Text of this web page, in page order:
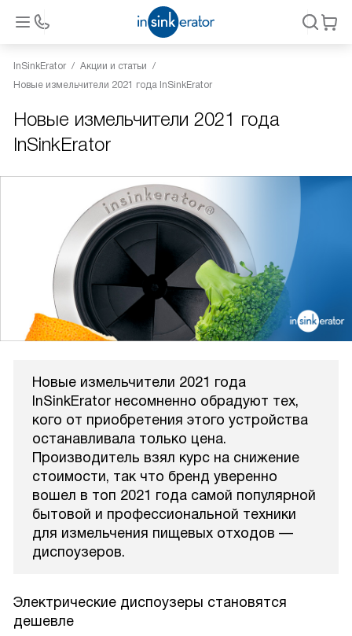
InSinkErator
Акции и статьи
Новые измельчители 2021 года InSinkErator
Новые измельчители 2021 года
InSinkErator
Новые измельчители 2021 года
InSinkErator несомненно обрадуют тех,
кого от приобретения этого устройства
останавливала только цена.
Производитель взял курс на снижение
стоимости, так что бренд уверенно
вошел в топ 2021 года самой популярной
бытовой и профессиональной техники
для измельчения пищевых отходов —
диспоузеров.
Электрические диспоузеры становятся
дешевле